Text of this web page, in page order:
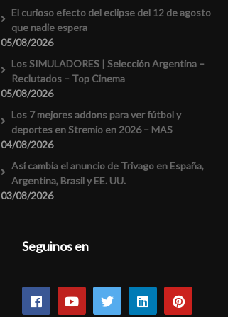
El curioso efecto del eclipse del 12 de agosto
que nadie espera
05/08/2026
Los SIMULADORES | Selección Argentina –
Reclutados – Top Cinema
05/08/2026
Los 7 mejores addons para ver fútbol y
deportes en Stremio en 2026 – MAS
04/08/2026
Así cambia el anuncio de Trivago en España,
Argentina, Brasil y EE. UU.
03/08/2026
Seguinos en